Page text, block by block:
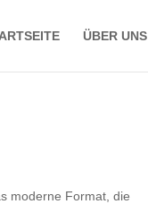
ÜBER UNS
moderne Format, die